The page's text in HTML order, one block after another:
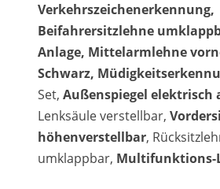
Verkehrszeichenerkennung,
Beifahrersitzlehne
Anlage, Mittelarmlehne
Schwarz,
Set, Außenspiegel elektrisch
Lenksäule verstellbar,
höhenverstellbar,
umklappbar, Multifunktions-